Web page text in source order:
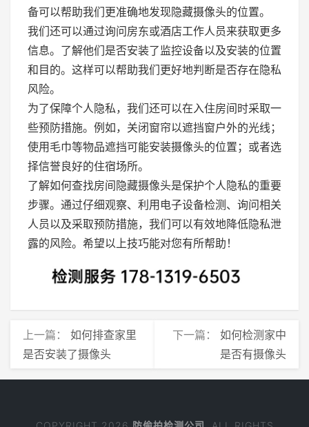
备可以帮助我们更准确地发现隐藏摄像头的位置。
我们还可以通过询问房东或酒店工作人员来获取更多
信息。了解他们是否安装了监控设备以及安装的位置
和目的。这样可以帮助我们更好地判断是否存在隐私
风险。
为了保障个人隐私，我们还可以在入住房间时采取一
些预防措施。例如，关闭窗帘以遮挡窗户外的光线；
使用毛巾等物品遮挡可能安装摄像头的位置；或者选
择信誉良好的住宿场所。
了解如何查找房间隐藏摄像头是保护个人隐私的重要
步骤。通过仔细观察、利用电子设备检测、询问相关
人员以及采取预防措施，我们可以有效地降低隐私泄
露的风险。希望以上技巧能对您有所帮助！
上一篇： 如何排查家里
是否安装了摄像头
下一篇： 如何检测家中
是否有摄像头